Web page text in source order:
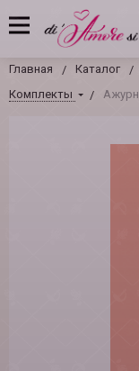
Главная Каталог
Комплекты